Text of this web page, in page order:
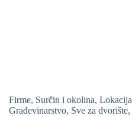
Firme, Surčin i okolina, Lokacija
Građevinarstvo, Sve za dvorište,